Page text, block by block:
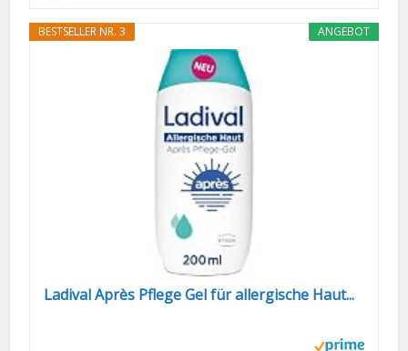
ANGEBOT
BESTSELLER NR. 3
Ladival Après Pflege Gel für allergische Haut...